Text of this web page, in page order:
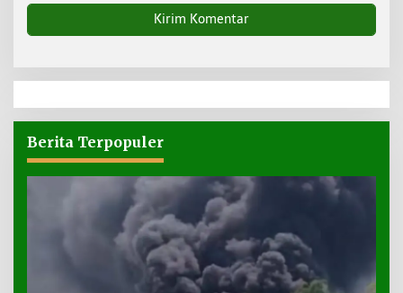
Berita Terpopuler